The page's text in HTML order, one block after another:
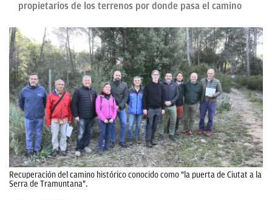
propietarios de los terrenos por donde pasa el camino
Recuperación del camino histórico conocido como "la puerta de Ciutat a la
Serra de Tramuntana".